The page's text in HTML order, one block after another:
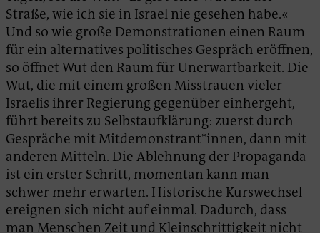
Straße, wie ich sie in Israel nie gesehen habe.«
Und so wie große Demonstrationen einen Raum
für ein alternatives politisches Gespräch eröffnen,
so öffnet Wut den Raum für Unerwartbarkeit. Die
Wut, die mit einem großen Misstrauen vieler
Israelis ihrer Regierung gegenüber einhergeht,
führt bereits zu Selbstaufklärung: zuerst durch
Gespräche mit Mitdemonstrant*innen, dann mit
anderen Mitteln. Die Ablehnung der Propaganda
ist ein erster Schritt, momentan kann man
schwer mehr erwarten. Historische Kurswechsel
ereignen sich nicht auf einmal. Dadurch, dass
man Menschen Zeit und Kleinschrittigkeit nicht